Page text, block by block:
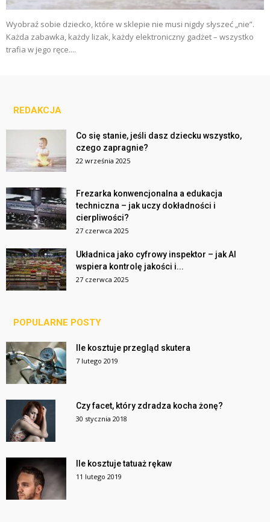
Wyobraź sobie dziecko, które w sklepie nie musi nigdy słyszeć „nie”.
Każda zabawka, każdy lizak, każdy elektroniczny gadżet – wszystko
trafia w jego ręce....
REDAKCJA
Co się stanie, jeśli dasz dziecku wszystko,
czego zapragnie?
22 września 2025
Frezarka konwencjonalna a edukacja
techniczna – jak uczy dokładności i
cierpliwości?
27 czerwca 2025
Układnica jako cyfrowy inspektor – jak AI
wspiera kontrolę jakości i...
27 czerwca 2025
POPULARNE POSTY
Ile kosztuje przegląd skutera
7 lutego 2019
Czy facet, który zdradza kocha żonę?
30 stycznia 2018
Ile kosztuje tatuaż rękaw
11 lutego 2019